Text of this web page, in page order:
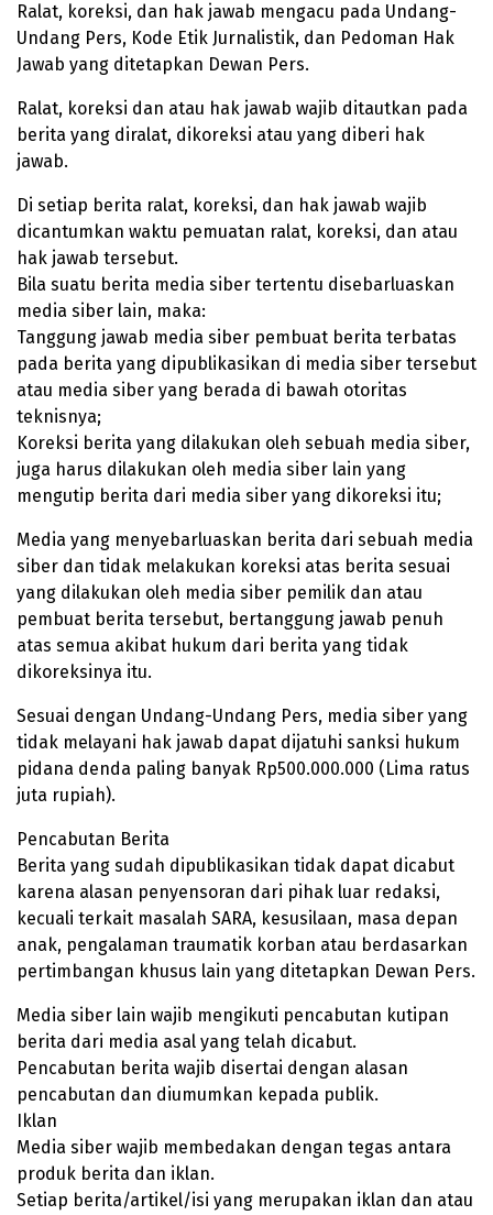
Ralat, koreksi, dan hak jawab mengacu pada Undang-
Undang Pers, Kode Etik Jurnalistik, dan Pedoman Hak
Jawab yang ditetapkan Dewan Pers.
Ralat, koreksi dan atau hak jawab wajib ditautkan pada
berita yang diralat, dikoreksi atau yang diberi hak
jawab.
Di setiap berita ralat, koreksi, dan hak jawab wajib
dicantumkan waktu pemuatan ralat, koreksi, dan atau
hak jawab tersebut.
Bila suatu berita media siber tertentu disebarluaskan
media siber lain, maka:
Tanggung jawab media siber pembuat berita terbatas
pada berita yang dipublikasikan di media siber tersebut
atau media siber yang berada di bawah otoritas
teknisnya;
Koreksi berita yang dilakukan oleh sebuah media siber,
juga harus dilakukan oleh media siber lain yang
mengutip berita dari media siber yang dikoreksi itu;
Media yang menyebarluaskan berita dari sebuah media
siber dan tidak melakukan koreksi atas berita sesuai
yang dilakukan oleh media siber pemilik dan atau
pembuat berita tersebut, bertanggung jawab penuh
atas semua akibat hukum dari berita yang tidak
dikoreksinya itu.
Sesuai dengan Undang-Undang Pers, media siber yang
tidak melayani hak jawab dapat dijatuhi sanksi hukum
pidana denda paling banyak Rp500.000.000 (Lima ratus
juta rupiah).
Pencabutan Berita
Berita yang sudah dipublikasikan tidak dapat dicabut
karena alasan penyensoran dari pihak luar redaksi,
kecuali terkait masalah SARA, kesusilaan, masa depan
anak, pengalaman traumatik korban atau berdasarkan
pertimbangan khusus lain yang ditetapkan Dewan Pers.
Media siber lain wajib mengikuti pencabutan kutipan
berita dari media asal yang telah dicabut.
Pencabutan berita wajib disertai dengan alasan
pencabutan dan diumumkan kepada publik.
Iklan
Media siber wajib membedakan dengan tegas antara
produk berita dan iklan.
Setiap berita/artikel/isi yang merupakan iklan dan atau